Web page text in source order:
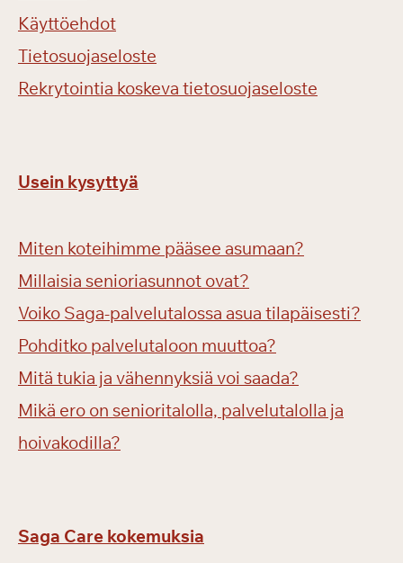
Käyttöehdot
Tietosuojaseloste
Rekrytointia koskeva tietosuojaseloste
Usein kysyttyä
Miten koteihimme pääsee asumaan?
Millaisia senioriasunnot ovat?
Voiko Saga-palvelutalossa asua tilapäisesti?
Pohditko palvelutaloon muuttoa?
Mitä tukia ja vähennyksiä voi saada?
Mikä ero on senioritalolla, palvelutalolla ja
hoivakodilla?
Saga Care kokemuksia